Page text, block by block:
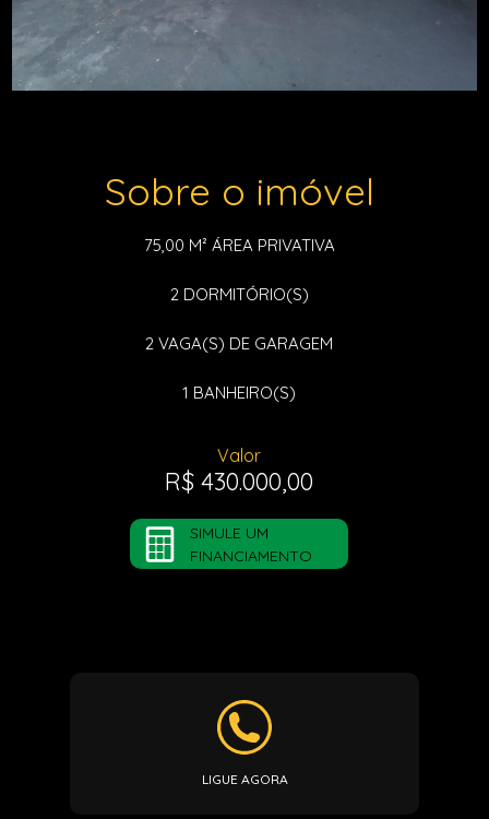
Sobre o imóvel
75,00 M² ÁREA PRIVATIVA
2DORMITÓRIO(S)
2 VAGA(S) DE GARAGEM
1 BANHEIRO(S)
Valor
R$ 430.000,00
SIMULE UM
FINANCIAMENTO
LIGUE AGORA